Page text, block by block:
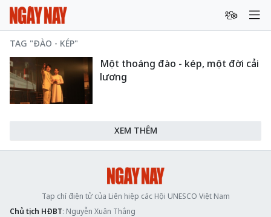
TAG "ĐÀO - KÉP"
Một thoáng đào - kép, một đời cải
lương
XEM THÊM
Tạp chí điện tử của Liên hiệp các Hội UNESCO Việt Nam
Chủ tịch HĐBT: Nguyễn Xuân Thắng